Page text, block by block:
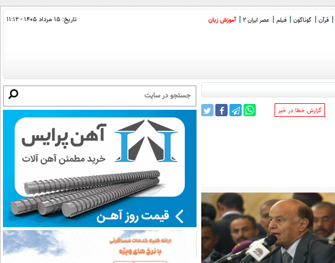
قرآن گوناگون فیلم عصر ایران 2 آموزش زبان تاریخ: ۱۵ مرداد ۱۴۰۵ - ۱۱:۱۲
‌گزارش خطا در خبر